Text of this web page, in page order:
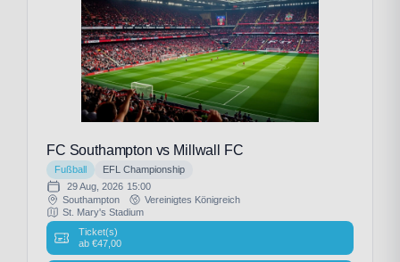
FC Southampton vs Millwall FC
Fußball
EFL Championship
29 Aug, 2026 15:00
Southampton
Vereinigtes Königreich
St. Mary's Stadium
Ticket(s)
ab €47,00